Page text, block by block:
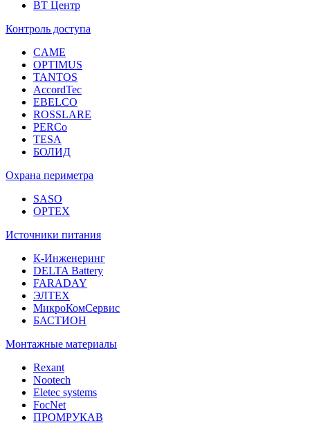
ВТ Центр
Контроль доступа
CAME
OPTIMUS
TANTOS
AccordTec
EBELCO
ROSSLARE
PERCo
TESA
БОЛИД
Охрана периметра
SASO
OPTEX
Источники питания
К-Инженеринг
DELTA Battery
FARADAY
ЭЛТЕХ
МикроКомСервис
БАСТИОН
Монтажные материалы
Rexant
Nootech
Eletec systems
FocNet
ПРОМРУКАВ